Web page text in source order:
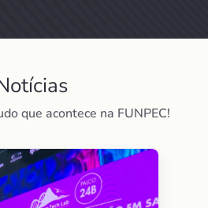
que acontece na FUNPEC!